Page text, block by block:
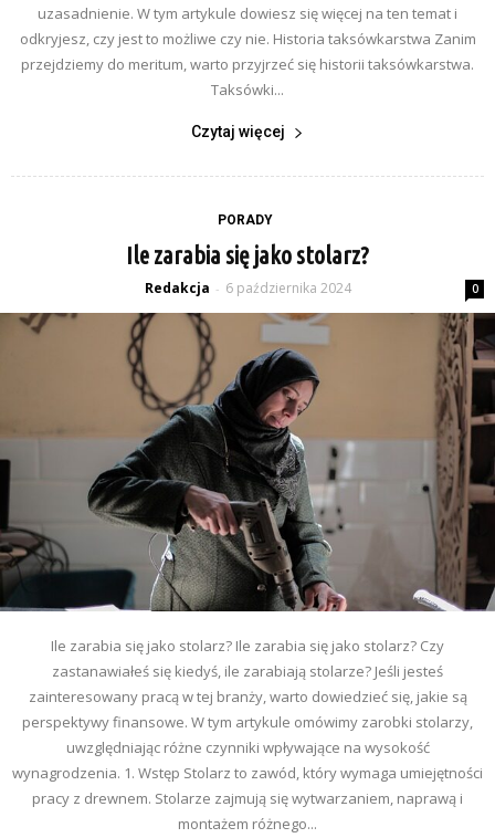
uzasadnienie. W tym artykule dowiesz się więcej na ten temat i
odkryjesz, czy jest to możliwe czy nie. Historia taksówkarstwa Zanim
przejdziemy do meritum, warto przyjrzeć się historii taksówkarstwa.
Taksówki...
Czytaj więcej
PORADY
Ile zarabia się jako stolarz?
Redakcja - 6 października 2024 0
Ile zarabia się jako stolarz? Ile zarabia się jako stolarz? Czy
zastanawiałeś się kiedyś, ile zarabiają stolarze? Jeśli jesteś
zainteresowany pracą w tej branży, warto dowiedzieć się, jakie są
perspektywy finansowe. W tym artykule omówimy zarobki stolarzy,
uwzględniając różne czynniki wpływające na wysokość
wynagrodzenia. 1. Wstęp Stolarz to zawód, który wymaga umiejętności
pracy z drewnem. Stolarze zajmują się wytwarzaniem, naprawą i
montażem różnego...